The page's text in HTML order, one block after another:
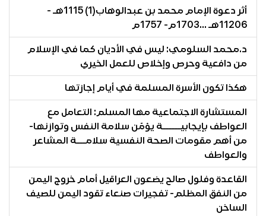
أثر دعوة الإمام محمد بن عبدالوهاب(1) 1115هـ -
11206هـ ...1703م- 1757م
د.محمد السلومي: ليس في الأديان كما في الإسلام
من دافعية وحرص وإخلاص للعمل الخيري
هكذا تكون الأسرة المسلمة في أيام إجازتها
المستشارة الاجتماعية مها المسلم: التعامل مع
العواطف بإيجابيــــــة يؤمّن سلامة النفس وتوازنها-
من أهم مقومات الصحة النفسية سلامـــة المشاعر
والعواطف
القاعدة وفلول صالح يضعون العراقيل أمام خروج اليمن
من النفق المظلم- تفجيرات صنعاء تقود اليمن للصيف
الساخن